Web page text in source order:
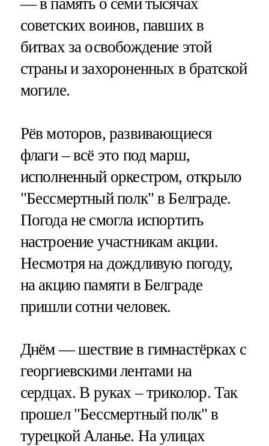
— в память о семи тысячах
советских воинов, павших в
битвах за освобождение этой
страны и захороненных в братской
могиле.
Рёв моторов, развивающиеся
флаги – всё это под марш,
исполненный оркестром, открыло
"Бессмертный полк" в Белграде.
Погода не смогла испортить
настроение участникам акции.
Несмотря на дождливую погоду,
на акцию памяти в Белграде
пришли сотни человек.
Днём — шествие в гимнастёрках с
георгиевскими лентами на
сердцах. В руках – триколор. Так
прошел "Бессмертный полк" в
турецкой Аланье. На улицах